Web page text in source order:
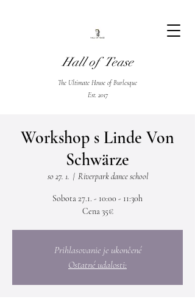
Hall of Tease
The Ultimate House of Burlesque
Est. 2017
Workshop s Linde Von
Schwärze
so 27. 1.
  |
Riverpark dance school
Sobota 27.1. - 10:00 - 11:30h
Cena 35€
Prihlasovanie je ukončené
Ostatné udalosti: